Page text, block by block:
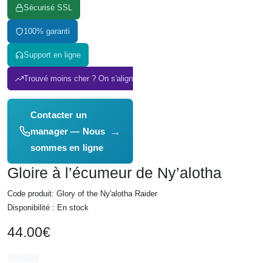
Sécurisé SSL
100% garanti
Support en ligne
Trouvé moins cher ? On s'aligne !
Contacter un
manager — Nous
sommes en ligne
→
Gloire à l’écumeur de Ny’alotha
Code produit: Glory of the Ny'alotha Raider
Disponibilité : En stock
44.00€